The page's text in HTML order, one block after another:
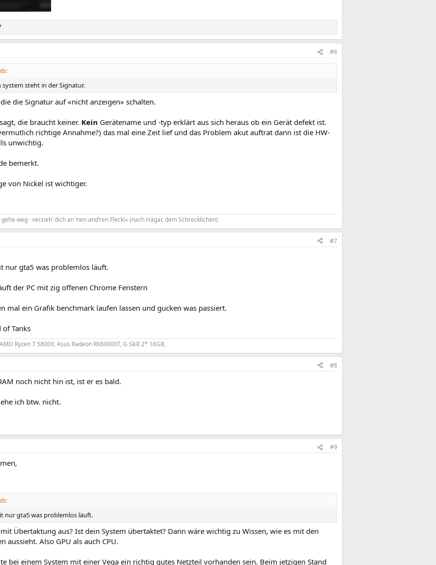
169
#6
system steht in der Signatur.
die Signatur auf «nicht anzeigen» schalten.
die braucht keiner. Kein Gerätename und -typ erklärt aus sich heraus ob ein Gerät defekt ist.
richtige Annahme?) das mal eine Zeit lief und das Problem akut auftrat dann ist die HW-
unwichtig.
bemerkt.
von Nickel ist wichtiger.
weg · verzieh’ dich an ’nen and’ren Fleck!« (nach Hägar, dem Schrecklichen)
#7
nur gta5 was problemlos läuft.
der PC mit zig offenen Chrome Fenstern
mal ein Grafik benchmark laufen lassen und gucken was passiert.
Tanks
Ryzen 7 5800X, Asus Radeon RX6900XT, G Skill 2* 16GB,
#8
noch nicht hin ist, ist er es bald.
ich btw. nicht.
#9
nur gta5 was problemlos läuft.
Übertaktung aus? Ist dein System übertaktet? Dann wäre wichtig zu Wissen, wie es mit den
aussieht. Also GPU als auch CPU.
bei einem System mit einer Vega ein richtig gutes Netzteil vorhanden sein. Beim jetzigen Stand